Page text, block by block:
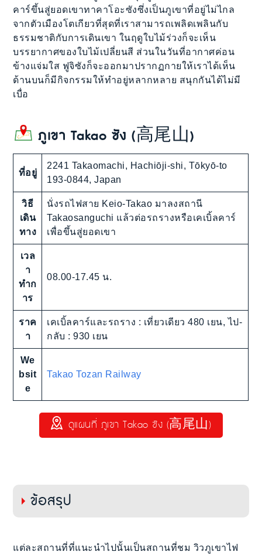
คาร์ขึ้นสู่ยอดเขาทาคาโอะซังซึ่งเป็นภูเขาที่อยู่ไม่ไกล
จากตัวเมืองโตเกียวที่สุดที่เราสามารถเพลิดเพลินกับ
ธรรมชาติกับการเดินเขา ในฤดูใบไม้ร่วงก็จะเห็น
บรรยากาศของใบไม้เปลี่ยนสี ส่วนในวันที่อากาศค่อน
ข้างแจ่มใส ฟูจิซังก็จะออกมาปรากฏกายให้เราได้เห็น
ด้านบนก็มีกิจกรรมให้ทำอยู่หลากหลาย สนุกกันได้ไม่มี
เบื่อ
ภูเขา Takao ซัง (高尾山)
ที่อยู่
2241 Takaomachi, Hachiōji-shi, Tōkyō-to
193-0844, Japan
วิธี
เดิน
ทาง
นั่งรถไฟสาย Keio-Takao มาลงสถานี
Takaosanguchi แล้วต่อรถรางหรือเคเบิ้ลคาร์
เพื่อขึ้นสู่ยอดเขา
เวล
า
ทำก
าร
08.00-17.45 น.
ราค
า
เคเบิ้ลคาร์และรถราง : เที่ยวเดียว 480 เยน, ไป-
กลับ : 930 เยน
We
bsit
e
Takao Tozan Railway
ดูแผนที่ ภูเขา Takao ซัง (高尾山)
ข้อสรุป
แต่ละสถานที่ที่แนะนำไปนั้นเป็นสถานที่ชม วิวภูเขาไฟ